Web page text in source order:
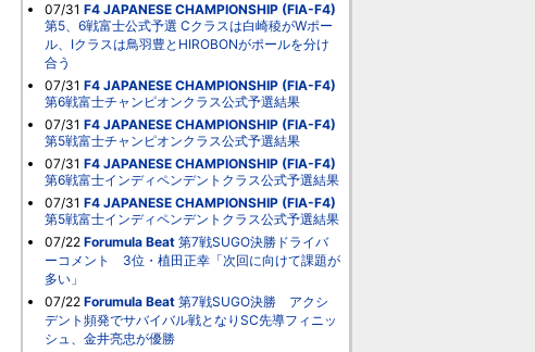
07/31 F4 JAPANESE CHAMPIONSHIP (FIA-F4)
第5、6戦富士公式予選 Cクラスは白崎稜がWポー
ル、Iクラスは鳥羽豊とHIROBONがポールを分け
合う
07/31 F4 JAPANESE CHAMPIONSHIP (FIA-F4)
第6戦富士チャンピオンクラス公式予選結果
07/31 F4 JAPANESE CHAMPIONSHIP (FIA-F4)
第5戦富士チャンピオンクラス公式予選結果
07/31 F4 JAPANESE CHAMPIONSHIP (FIA-F4)
第6戦富士インディペンデントクラス公式予選結果
07/31 F4 JAPANESE CHAMPIONSHIP (FIA-F4)
第5戦富士インディペンデントクラス公式予選結果
07/22 Forumula Beat 第7戦SUGO決勝ドライバ
ーコメント 3位・植田正幸「次回に向けて課題が
多い」
07/22 Forumula Beat 第7戦SUGO決勝 アクシ
デント頻発でサバイバル戦となりSC先導フィニッ
シュ、金井亮忠が優勝